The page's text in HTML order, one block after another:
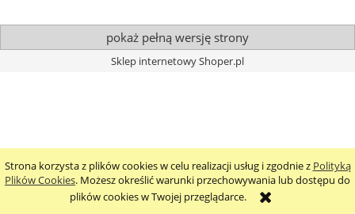
Strona korzysta z plików cookies w celu realizacji usług i zgodnie z Polityką
Plików Cookies. Możesz określić warunki przechowywania lub dostępu do
plików cookies w Twojej przeglądarce.
pokaż pełną wersję strony
Sklep internetowy Shoper.pl